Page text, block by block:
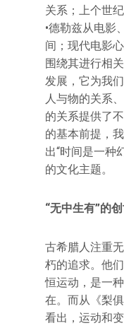
关系；上个世
•德勒兹从电影
间；现代电影
围绕其进行相
发展，它为我
人与物的关系
的关系提供了
的基本前提，
出“时间是一种
的文化主题。
“无中生有”的
古希腊人注重
朽的追求。他
恒运动，是一
在。而从《梨
看出，运动和